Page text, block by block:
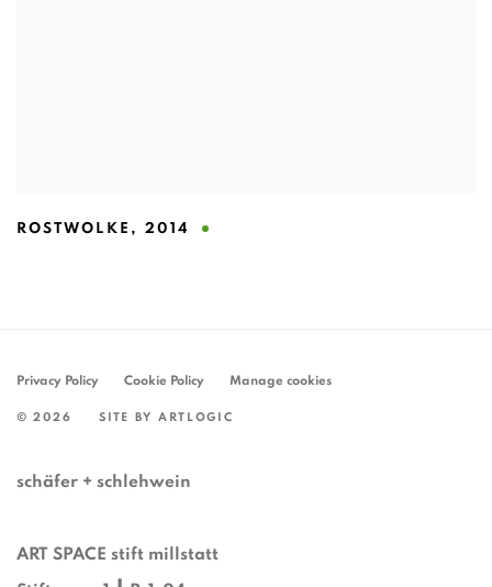
ROSTWOLKE , 2014
Privacy Policy Cookie Policy Manage cookies
© 2026 SITE BY ARTLOGIC
schäfer + schlehwein
ART SPACE stift millstatt